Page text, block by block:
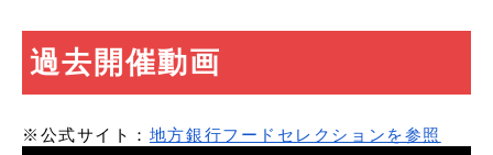
過去開催動画
※公式サイト： 地方銀行フードセレクションを参照